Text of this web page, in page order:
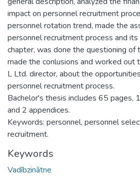
impact on personnel recruitment
personnel rotation trend, made the
personnel recruitment process and
chapter, was done the questioning of
made the conlusions and worked out
L Ltd. director, about the
personnel recruitment process.
Bachelor's thesis includes 65 pages,
and 2 appendices.
Keywords: personnel, personnel
recruitment.
Keywords
Vadībzinātne